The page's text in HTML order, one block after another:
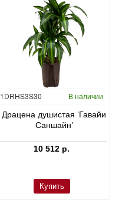
Гидропоника
1DRHS3S30 В наличии
Драцена душистая ‘Гавайи
Саншайн’
10 512 р.
Купить